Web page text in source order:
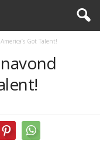
Got Talent!